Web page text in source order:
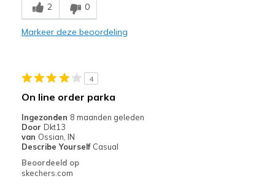
Beste toepassingen
Going Out
2 0
Markeer deze beoordeling
4
On line order parka
Ingezonden 8 maanden geleden
Door Dkt13
van Ossian, IN
Describe Yourself Casual
Beoordeeld op
skechers.com